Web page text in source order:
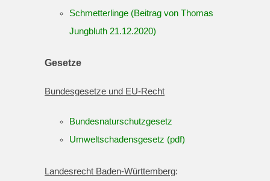
Schmetterlinge (Beitrag von Thomas
Jungbluth 21.12.2020)
Gesetze
Bundesgesetze und EU-Recht
Bundesnaturschutzgesetz
Umweltschadensgesetz (pdf)
Landesrecht Baden-Württemberg: